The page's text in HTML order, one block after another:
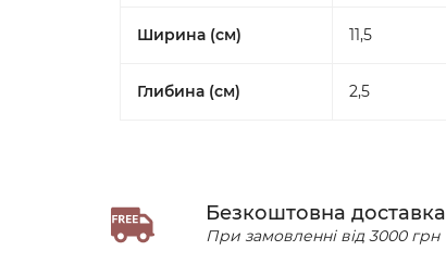
Ширина (см) 11,5
Глибина (см) 2,5
Безкоштовна доставка
При замовленні від 3000 грн